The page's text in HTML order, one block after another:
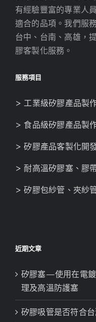
有經驗豐富的專業人
適合的品項。我們服
台中、台南、高雄，
膠客製化服務。
服務項目
> 工業級矽膠產品製
> 食品級矽膠產品製
> 矽膠產品客製化開
> 耐高溫矽膠塞、膠
> 矽膠包紗管、夾紗
近期文章
矽膠塞—使用在電
理及高溫防護塞
矽膠吸管是否符合